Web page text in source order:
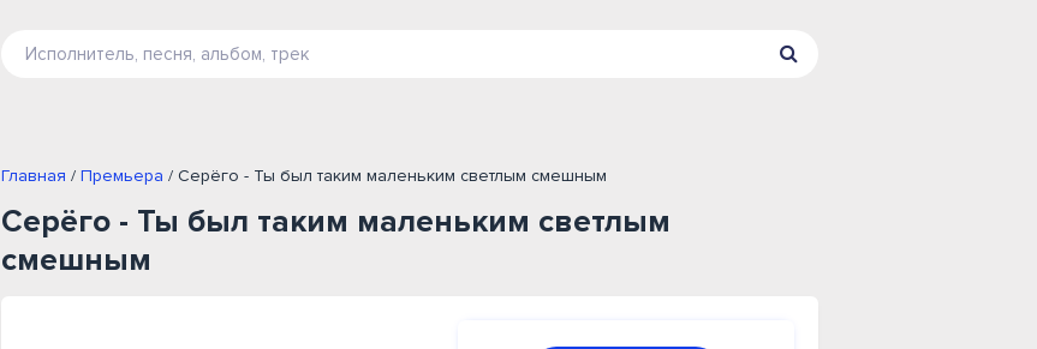
Главная / Премьера / Серёго - Ты был таким маленьким светлым смешным
Серёго - Ты был таким маленьким светлым
смешным